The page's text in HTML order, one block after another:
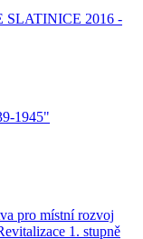
SLATINICE 2016 -
1945"
pro místní rozvoj
1. stupně